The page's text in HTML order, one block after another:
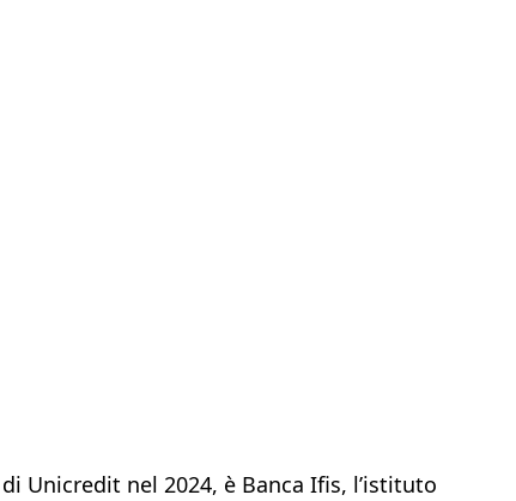
Unicredit nel 2024, è Banca Ifis, l’istituto